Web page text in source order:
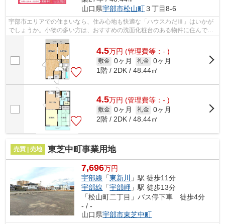
山口県宇部市松山町３丁目8-6
宇部市エリアでの住まいなら、住み心地も快適な「ハウスわだⅢ」はいかが
でしょうか。小物の多い方は、おすすめの洗面化粧台のある物件に住んで快
適に朝の身支度をしましょう。最寄りの...
4.5万円 (管理費等：- )
敷金 0ヶ月 礼金 0ヶ月
1階 / 2DK / 48.44㎡
4.5万円 (管理費等：- )
敷金 0ヶ月 礼金 0ヶ月
2階 / 2DK / 48.44㎡
売買 | 売地 東芝中町事業用地
7,696万円
宇部線 「東新川
」駅 徒歩11分
宇部線 「宇部岬 」駅 徒歩13分
「松山町二丁目」バス停下車 徒歩4分
- / -
山口県宇部市東芝中町